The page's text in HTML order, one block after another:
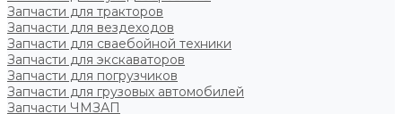
Запчасти для тракторов
Запчасти для вездеходов
Запчасти для сваебойной техники
Запчасти для экскаваторов
Запчасти для погрузчиков
Запчасти для грузовых автомобилей
Запчасти ЧМЗАП